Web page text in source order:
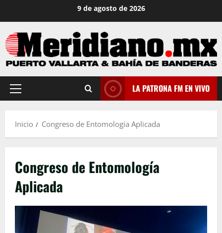
contenido
9 de agosto de 2026
Menú
LA PATRONA FM EN VIVO
Inicio Congreso de Entomología Aplicada
Congreso de Entomología
Aplicada